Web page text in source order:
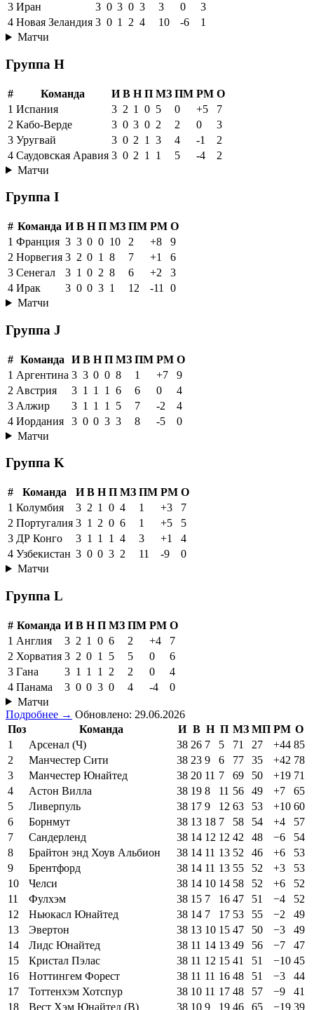
3 Иран 3 0 3 0 3 3 0
3
4 Новая Зеландия 3 0 1 2 4 10 -6
1
Матчи
Группа H
# Команда И В Н П МЗ ПМ РМ О
1 Испания 3 2 1 0 5 0 +5
7
2 Кабо-Верде 3 0 3 0 2 2 0
3
3 Уругвай 3 0 2 1 3 4 -1
2
4 Саудовская Аравия 3 0 2 1 1 5 -4
2
Матчи
Группа I
# Команда И В Н П МЗ ПМ РМ О
1 Франция 3 3 0 0 10 2 +8
9
2 Норвегия 3 2 0 1 8 7 +1
6
3 Сенегал 3 1 0 2 8 6 +2
3
4 Ирак 3 0 0 3 1 12 -11
0
Матчи
Группа J
# Команда И В Н П МЗ ПМ РМ О
1 Аргентина 3 3 0 0 8 1 +7
9
2 Австрия 3 1 1 1 6 6 0
4
3 Алжир 3 1 1 1 5 7 -2
4
4 Иордания 3 0 0 3 3 8 -5
0
Матчи
Группа K
# Команда И В Н П МЗ ПМ РМ О
1 Колумбия 3 2 1 0 4 1 +3
7
2 Португалия 3 1 2 0 6 1 +5
5
3 ДР Конго 3 1 1 1 4 3 +1
4
4 Узбекистан 3 0 0 3 2 11 -9
0
Матчи
Группа L
# Команда И В Н П МЗ ПМ РМ О
1 Англия 3 2 1 0 6 2 +4
7
2 Хорватия 3 2 0 1 5 5 0
6
3 Гана 3 1 1 1 2 2 0
4
4 Панама 3 0 0 3 0 4 -4
0
Матчи
Подробнее → Обновлено: 29.06.2026
Поз
Команда И В Н П МЗ МП РМ О
1
Арсенал (Ч) 38 26 7 5 71 27 +44 85
2
Манчестер Сити 38 23 9 6 77 35 +42 78
3
Манчестер Юнайтед 38 20 11 7 69 50 +19 71
4
Астон Вилла 38 19 8 11 56 49 +7
65
5
Ливерпуль 38 17 9 12 63 53 +10 60
6
Борнмут 38 13 18 7 58 54 +4
57
7
Сандерленд 38 14 12 12 42 48 −6
54
8
Брайтон энд Хоув Альбион 38 14 11 13 52 46 +6
53
9
Брентфорд 38 14 11 13 55 52 +3
53
10
Челси 38 14 10 14 58 52 +6
52
11
Фулхэм 38 15 7 16 47 51 −4
52
12
Ньюкасл Юнайтед 38 14 7 17 53 55 −2
49
13
Эвертон 38 13 10 15 47 50 −3
49
14
Лидс Юнайтед 38 11 14 13 49 56 −7
47
15
Кристал Пэлас 38 11 12 15 41 51 −10 45
16
Ноттингем Форест 38 11 11 16 48 51 −3
44
17
Тоттенхэм Хотспур 38 10 11 17 48 57 −9
41
18
Вест Хэм Юнайтед (В) 38 10 9 19 46 65 −19 39